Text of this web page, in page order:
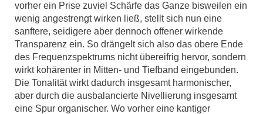
vorher ein Prise zuviel Schärfe das Ganze bisweilen ein
wenig angestrengt wirken ließ, stellt sich nun eine
sanftere, seidigere aber dennoch offener wirkende
Transparenz ein. So drängelt sich also das obere Ende
des Frequenzspektrums nicht übereifrig hervor, sondern
wirkt kohärenter in Mitten- und Tiefband eingebunden.
Die Tonalität wirkt dadurch insgesamt harmonischer,
aber durch die ausbalancierte Nivellierung insgesamt
eine Spur organischer. Wo vorher eine kantiger